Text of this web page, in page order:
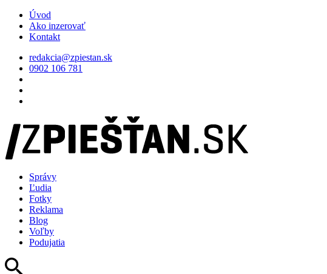
Úvod
Ako inzerovať
Kontakt
redakcia@zpiestan.sk
0902 106 781
Správy
Ľudia
Fotky
Reklama
Blog
Voľby
Podujatia